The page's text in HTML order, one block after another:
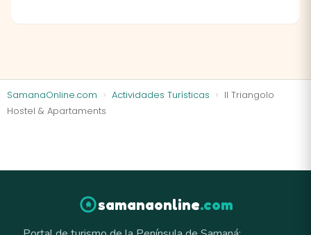
SamanaOnline.com Actividades Turísticas
Il Triangolo
Hostel & Apartaments
samanaonline.com